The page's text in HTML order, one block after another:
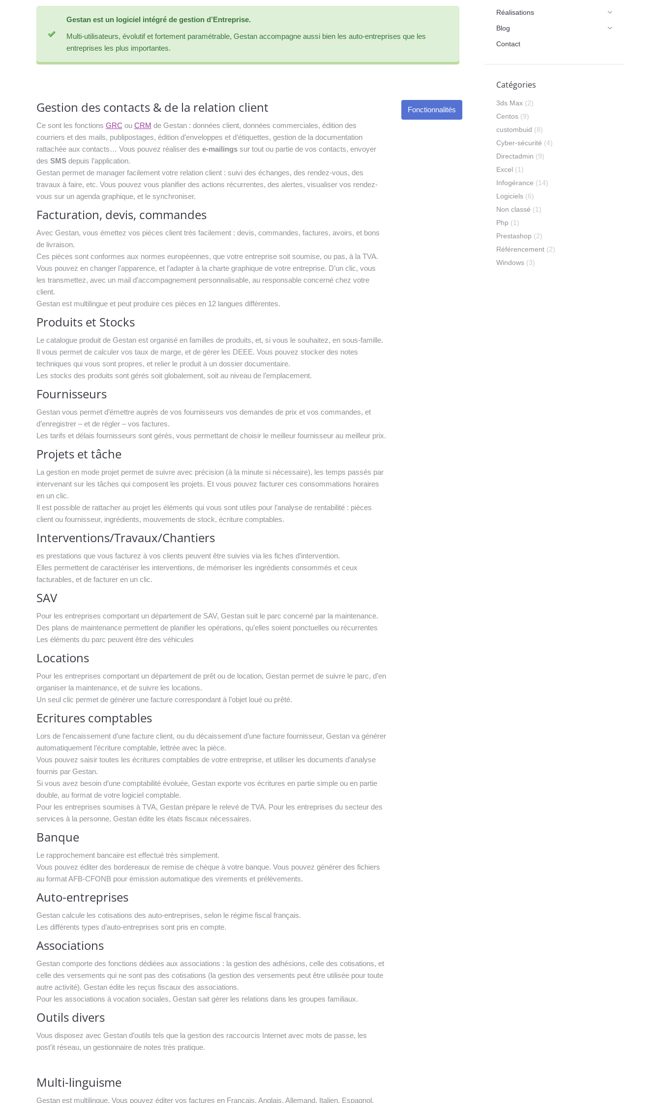
Gestan est un logiciel intégré de gestion d’Entreprise.
Multi-utilisateurs, évolutif et fortement paramétrable, Gestan accompagne aussi bien les auto-entreprises que les
entreprises les plus importantes.
Gestion des contacts & de la relation client
Ce sont les fonctions GRC ou CRM de Gestan : données client, données commerciales, édition des
courriers et des mails, publipostages, édition d’enveloppes et d’étiquettes, gestion de la documentation
rattachée aux contacts… Vous pouvez réaliser des e-mailingssur tout ou partie de vos contacts, envoyer
des SMSdepuis l’application.
Gestan permet de manager facilement votre relation client : suivi des échanges, des rendez-vous, des
travaux à faire, etc. Vous pouvez vous planifier des actions récurrentes, des alertes, visualiser vos rendez-
vous sur un agenda graphique, et le synchroniser.
Facturation, devis, commandes
Avec Gestan, vous émettez vos pièces client très facilement : devis, commandes, factures, avoirs, et bons
de livraison.
Ces pièces sont conformes aux normes européennes, que votre entreprise soit soumise, ou pas, à la TVA.
Vous pouvez en changer l’apparence, et l’adapter à la charte graphique de votre entreprise. D’un clic, vous
les transmettez, avec un mail d’accompagnement personnalisable, au responsable concerné chez votre
client.
Gestan est multilingue et peut produire ces pièces en 12 langues différentes.
Produits et Stocks
Le catalogue produit de Gestan est organisé en familles de produits, et, si vous le souhaitez, en sous-famille.
Il vous permet de calculer vos taux de marge, et de gérer les DEEE. Vous pouvez stocker des notes
techniques qui vous sont propres, et relier le produit à un dossier documentaire.
Les stocks des produits sont gérés soit globalement, soit au niveau de l’emplacement.
Fournisseurs
Gestan vous permet d’émettre auprès de vos fournisseurs vos demandes de prix et vos commandes, et
d’enregistrer – et de régler – vos factures.
Les tarifs et délais fournisseurs sont gérés, vous permettant de choisir le meilleur fournisseur au meilleur prix.
Projets et tâche
La gestion en mode projet permet de suivre avec précision (à la minute si nécessaire), les temps passés par
intervenant sur les tâches qui composent les projets. Et vous pouvez facturer ces consommations horaires
en un clic.
Il est possible de rattacher au projet les éléments qui vous sont utiles pour l’analyse de rentabilité : pièces
client ou fournisseur, ingrédients, mouvements de stock, écriture comptables.
Interventions/Travaux/Chantiers
es prestations que vous facturez à vos clients peuvent être suivies via les fiches d’intervention.
Elles permettent de caractériser les interventions, de mémoriser les ingrédients consommés et ceux
facturables, et de facturer en un clic.
SAV
Pour les entreprises comportant un département de SAV, Gestan suit le parc concerné par la maintenance.
Des plans de maintenance permettent de planifier les opérations, qu’elles soient ponctuelles ou récurrentes
Les éléments du parc peuvent être des véhicules
Locations
Pour les entreprises comportant un département de prêt ou de location, Gestan permet de suivre le parc, d’en
organiser la maintenance, et de suivre les locations.
Un seul clic permet de générer une facture correspondant à l’objet loué ou prêté.
Ecritures comptables
Lors de l’encaissement d’une facture client, ou du décaissement d’une facture fournisseur, Gestan va générer
automatiquement l’écriture comptable, lettrée avec la pièce.
Vous pouvez saisir toutes les écritures comptables de votre entreprise, et utiliser les documents d’analyse
fournis par Gestan.
Si vous avez besoin d’une comptabilité évoluée, Gestan exporte vos écritures en partie simple ou en partie
double, au format de votre logiciel comptable.
Pour les entreprises soumises à TVA, Gestan prépare le relevé de TVA. Pour les entreprises du secteur des
services à la personne, Gestan édite les états fiscaux nécessaires.
Banque
Le rapprochement bancaire est effectué très simplement.
Vous pouvez éditer des bordereaux de remise de chèque à votre banque. Vous pouvez générer des fichiers
au format AFB-CFONB pour émission automatique des virements et prélèvements.
Auto-entreprises
Gestan calcule les cotisations des auto-entreprises, selon le régime fiscal français.
Les différents types d’auto-entreprises sont pris en compte.
Associations
Gestan comporte des fonctions dédiées aux associations : la gestion des adhésions, celle des cotisations, et
celle des versements qui ne sont pas des cotisations (la gestion des versements peut être utilisée pour toute
autre activité). Gestan édite les reçus fiscaux des associations.
Pour les associations à vocation sociales, Gestan sait gérer les relations dans les groupes familiaux.
Outils divers
Vous disposez avec Gestan d’outils tels que la gestion des raccourcis Internet avec mots de passe, les
post’it réseau, un gestionnaire de notes très pratique.
Multi-linguisme
Gestan est multilingue. Vous pouvez éditer vos factures en Français, Anglais, Allemand, Italien, Espagnol,
Fonctionnalités
Réalisations
Blog
Contact
Catégories
3ds Max (2)
Centos (9)
custombuid (8)
Cyber-sécurité (4)
Directadmin (9)
Excel (1)
Infogérance (14)
Logiciels (6)
Non classé (1)
Php (1)
Prestashop (2)
Référencement (2)
Windows (3)